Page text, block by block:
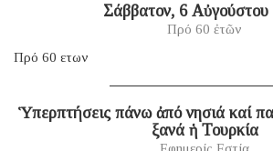
Σάββατον, 6 Αὐγούστου
Πρό 60 ἐτῶν
Πρό 60 ετων
Ὑπερπτήσεις πάνω ἀπό νησιά καί
ξανά ἡ Τουρκία
Εφημερίς Εστία